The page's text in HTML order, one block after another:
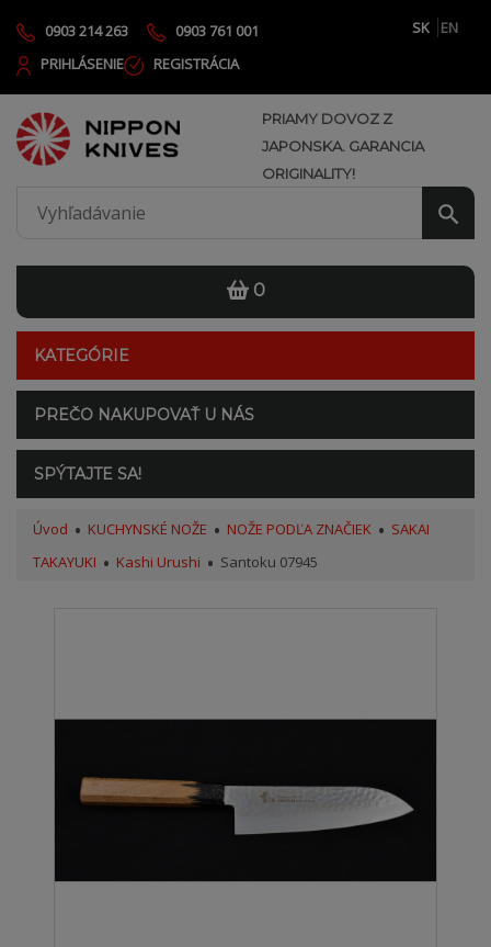
0903 214 263 0903 761 001 SK
EN
PRIHLÁSENIE
REGISTRÁCIA
PRIAMY DOVOZ Z
JAPONSKA. GARANCIA
ORIGINALITY!
0
KATEGÓRIE
PREČO NAKUPOVAŤ U NÁS
SPÝTAJTE SA!
Úvod KUCHYNSKÉ NOŽE NOŽE PODĽA ZNAČIEK
SAKAI
TAKAYUKI
Kashi Urushi Santoku 07945